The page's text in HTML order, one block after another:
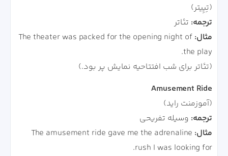
(تِیِیتر)
ترجمه: تئاتر
مثال: The theater was packed for the opening night of
the play.
(تئاتر برای شب افتتاحیه نمایش پر بود.)
Amusement Ride
(آموزمنت راید)
ترجمه: وسیله تفریحی
مثال: The amusement ride gave me the adrenaline
rush I was looking for.